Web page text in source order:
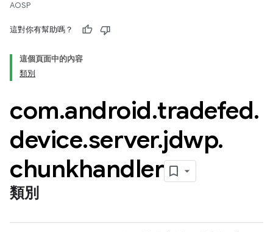
AOSP
這對你有幫助嗎？
這個頁面中的內容
類別
com.android.tradefed.
device.server.jdwp.
chunkhandler
類別